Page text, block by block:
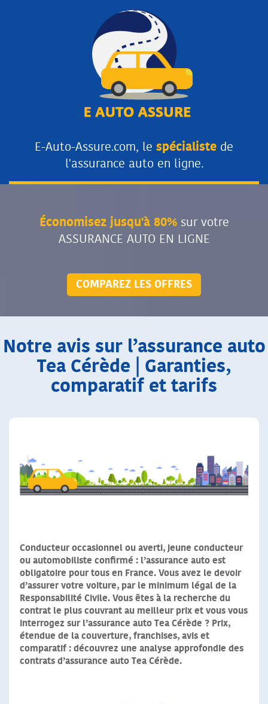
E-Auto-Assure.com, le spécialiste de
l'assurance auto en ligne.
Économisez jusqu'à 80% sur votre
ASSURANCE AUTO EN LIGNE
COMPAREZ LES OFFRES
Notre avis sur l’assurance auto
Tea Cérède | Garanties,
comparatif et tarifs
Conducteur occasionnel ou averti, jeune conducteur
ou automobiliste confirmé : l’assurance auto est
obligatoire pour tous en France. Vous avez le devoir
d’assurer votre voiture, par le minimum légal de la
Responsabilité Civile. Vous êtes à la recherche du
contrat le plus couvrant au meilleur prix et vous vous
interrogez sur l’assurance auto Tea Cérède ? Prix,
étendue de la couverture, franchises, avis et
comparatif : découvrez une analyse approfondie des
contrats d’assurance auto Tea Cérède.